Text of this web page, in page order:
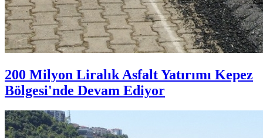
200 Milyon Liralık Asfalt Yatırımı Kepez
Bölgesi'nde Devam Ediyor